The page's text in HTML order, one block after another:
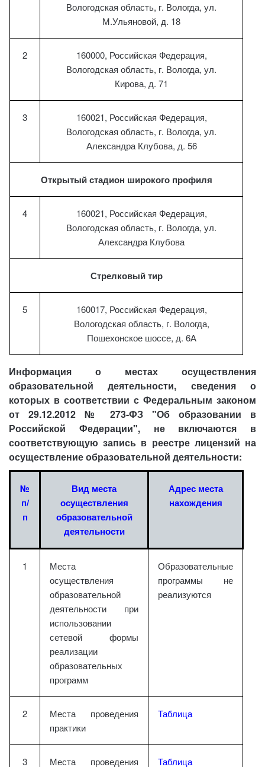
Вологодская область, г. Вологда, ул.
М.Ульяновой, д. 18
2
160000, Российская Федерация,
Вологодская область, г. Вологда, ул.
Кирова, д. 71
3
160021, Российская Федерация,
Вологодская область, г. Вологда, ул.
Александра Клубова, д. 56
Открытый стадион широкого профиля
4
160021, Российская Федерация,
Вологодская область, г. Вологда, ул.
Александра Клубова
Стрелковый тир
5
160017, Российская Федерация,
Вологодская область, г. Вологда,
Пошехонское шоссе, д. 6А
Информация о местах осуществления
образовательной деятельности, сведения о
которых в соответствии с Федеральным законом
от 29.12.2012 № 273-ФЗ "Об образовании в
Российской Федерации", не включаются в
соответствующую запись в реестре лицензий на
осуществление образовательной деятельности:
№
п/
п
Вид места
осуществления
образовательной
деятельности
Адрес места
нахождения
1
Места
осуществления
образовательной
деятельности при
использовании
сетевой формы
реализации
образовательных
программ
Образовательные
программы не
реализуются
2
Места проведения
практики
Таблица
3 Места проведения Таблица